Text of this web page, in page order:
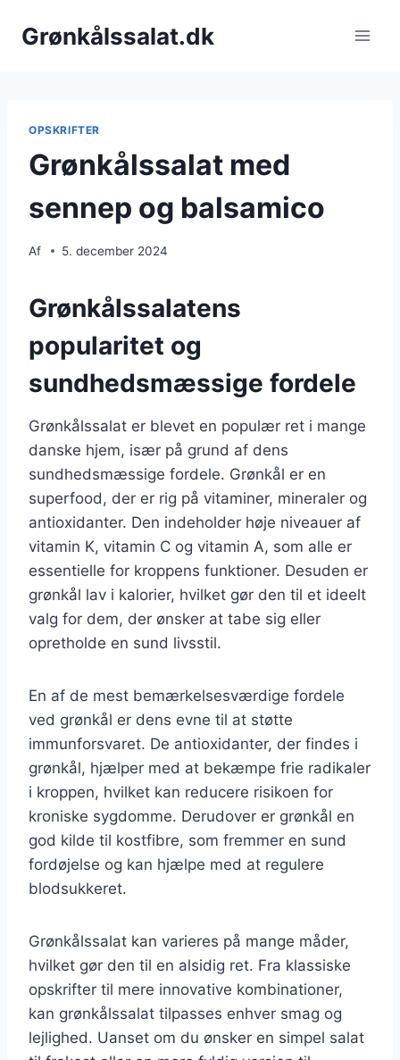
Grønkålssalat.dk
OPSKRIFTER
Grønkålssalat med
sennep og balsamico
Af 5. december 2024
Grønkålssalatens
popularitet og
sundhedsmæssige fordele
Grønkålssalat er blevet en populær ret i mange
danske hjem, især på grund af dens
sundhedsmæssige fordele. Grønkål er en
superfood, der er rig på vitaminer, mineraler og
antioxidanter. Den indeholder høje niveauer af
vitamin K, vitamin C og vitamin A, som alle er
essentielle for kroppens funktioner. Desuden er
grønkål lav i kalorier, hvilket gør den til et ideelt
valg for dem, der ønsker at tabe sig eller
opretholde en sund livsstil.
En af de mest bemærkelsesværdige fordele
ved grønkål er dens evne til at støtte
immunforsvaret. De antioxidanter, der findes i
grønkål, hjælper med at bekæmpe frie radikaler
i kroppen, hvilket kan reducere risikoen for
kroniske sygdomme. Derudover er grønkål en
god kilde til kostfibre, som fremmer en sund
fordøjelse og kan hjælpe med at regulere
blodsukkeret.
Grønkålssalat kan varieres på mange måder,
hvilket gør den til en alsidig ret. Fra klassiske
opskrifter til mere innovative kombinationer,
kan grønkålssalat tilpasses enhver smag og
lejlighed. Uanset om du ønsker en simpel salat